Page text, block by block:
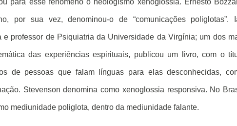
para esse fenômeno o neologismo xenoglossia. Ernesto
por sua vez, denominou-o de “comunicações poliglotas”.
e professor de Psiquiatria da Universidade da Virgínia; um dos
das experiências espirituais, publicou um livro, com o
de pessoas que falam línguas para elas desconhecidas,
Stevenson denomina como xenoglossia responsiva. No
mediunidade poliglota, dentro da mediunidade falante.